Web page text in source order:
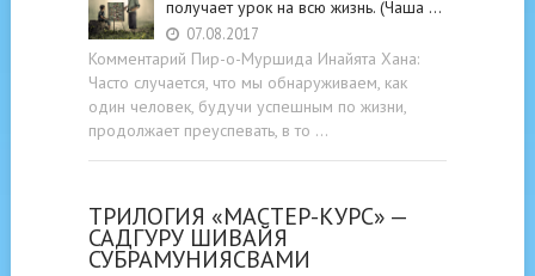
получает урок на всю жизнь. (Чаша …
07.08.2017
Комментарий Пир-о-Муршида Инайята Хана:
Часто случается, что мы обнаруживаем, как
один человек, будучи успешным по жизни,
продолжает преуспевать, в то …
ТРИЛОГИЯ «МАСТЕР-КУРС» —
САДГУРУ ШИВАЙЯ
СУБРАМУНИЯСВАМИ